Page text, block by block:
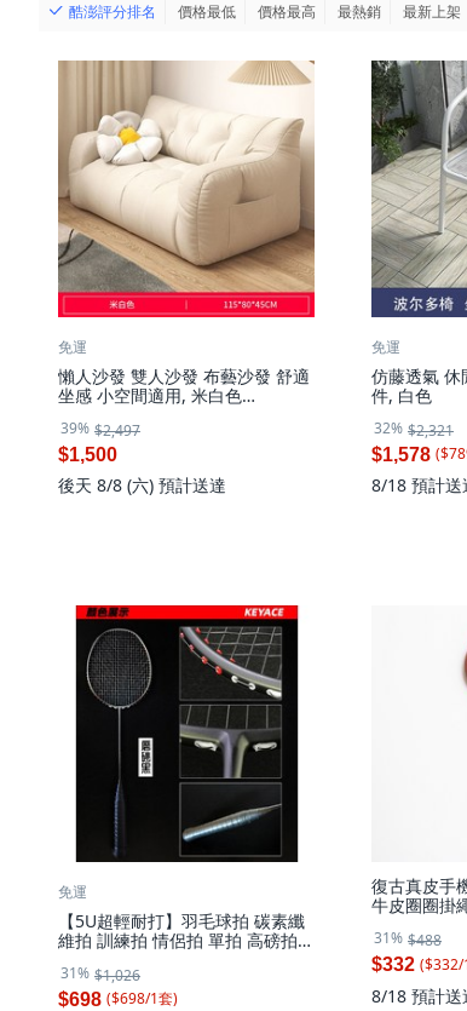
酷澎評分排名 價格最低 價格最高 最熱銷 最新上架
免運
懶人沙發 雙人沙發 布藝沙發 舒適
坐感 小空間適用, 米白色
39% $2,497
$1,500
後天 8/8 (六) 預計送達
免運
仿藤透氣 休
件, 白色
32% $2,321
$1,578 ($
8/18 預計送
免運
【5U超輕耐打】羽毛球拍 碳素纖
維拍 訓練拍 情侶拍 單拍 高磅拍
業餘進階適用, 1個, 黑色 26磅
31% $1,026
$698 ($698/1套)
復古真皮手
牛皮圈圈掛
31% $488
$332 ($332/
8/18 預計送